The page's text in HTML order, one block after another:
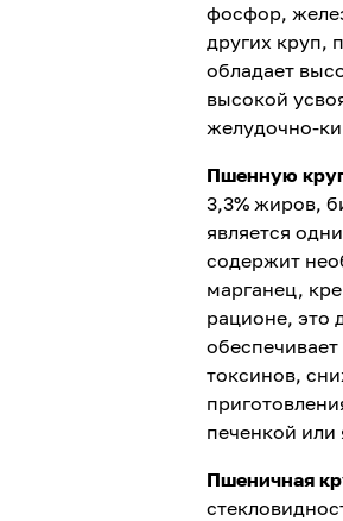
фосфор,
других круп,
обладает
высокой
желудочно-
Пшенную
3,3% жиров,
является
содержит
марганец,
рационе, это
токсинов,
печенкой
Пшеничная